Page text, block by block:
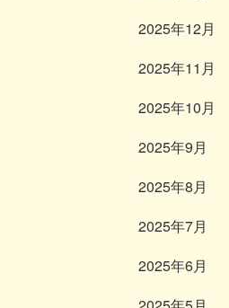
2025年12月
2025年11月
2025年10月
2025年9月
2025年8月
2025年7月
2025年6月